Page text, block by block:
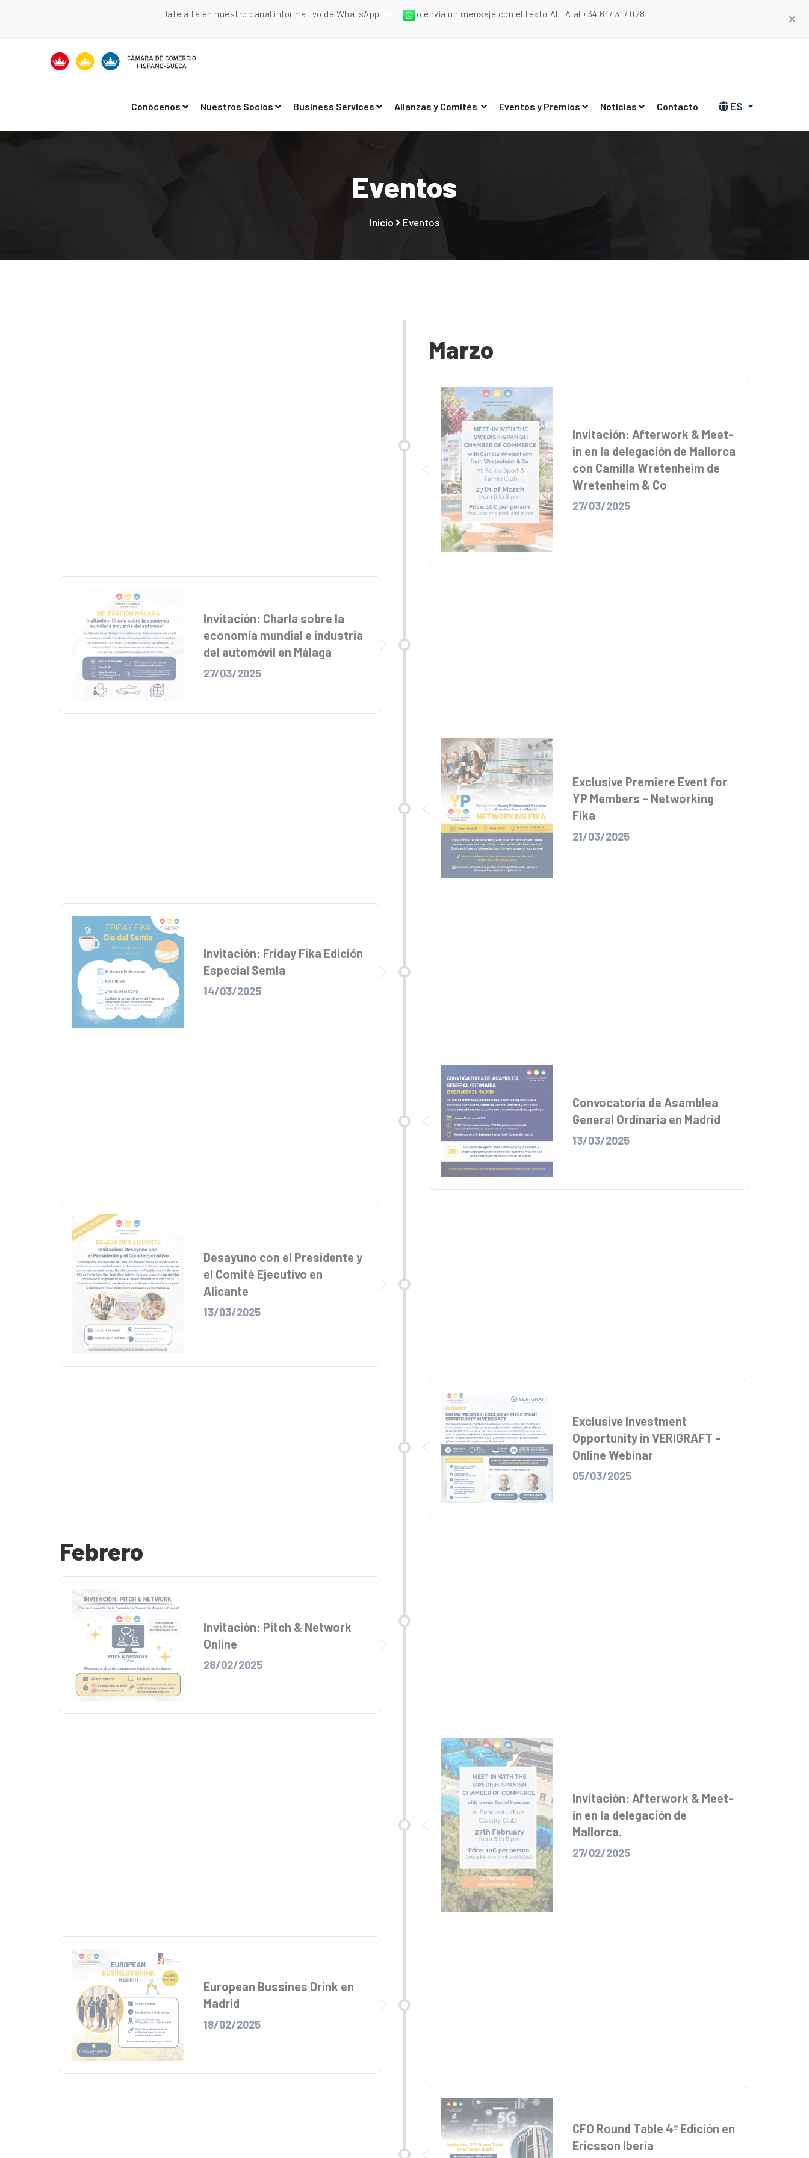
Date alta en nuestro canal informativo de WhatsApp o envia un mensaje con el texto 'ALTA' al +34 617 317 028. ✕
Conócenos Nuestros Socios Business Services Alianzas y Comités Eventos y Premios Noticias Contacto ES
Eventos
Inicio Eventos
Marzo
Invitación: Afterwork & Meet-
in en la delegación de Mallorca
con Camilla Wretenheim de
Wretenheim & Co
27/03/2025
Invitación: Charla sobre la
economía mundial e industria
del automóvil en Málaga
27/03/2025
Exclusive Premiere Event for
YP Members – Networking
Fika
21/03/2025
Invitación: Friday Fika Edición
Especial Semla
14/03/2025
Convocatoria de Asamblea
General Ordinaria en Madrid
13/03/2025
Desayuno con el Presidente y
el Comité Ejecutivo en
Alicante
13/03/2025
Exclusive Investment
Opportunity in VERIGRAFT -
Online Webinar
05/03/2025
Febrero
Invitación: Pitch & Network
Online
28/02/2025
Invitación: Afterwork & Meet-
in en la delegación de
Mallorca.
27/02/2025
European Bussines Drink en
Madrid
18/02/2025
CFO Round Table 4ª Edición en
Ericsson Iberia